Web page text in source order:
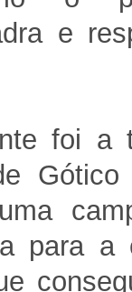
e
foi a
para